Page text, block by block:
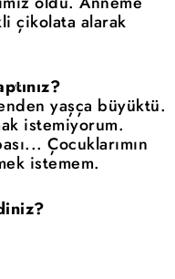
çikolata alarak
yaşça büyüktü.
istemiyorum.
Çocuklarımın
istemem.